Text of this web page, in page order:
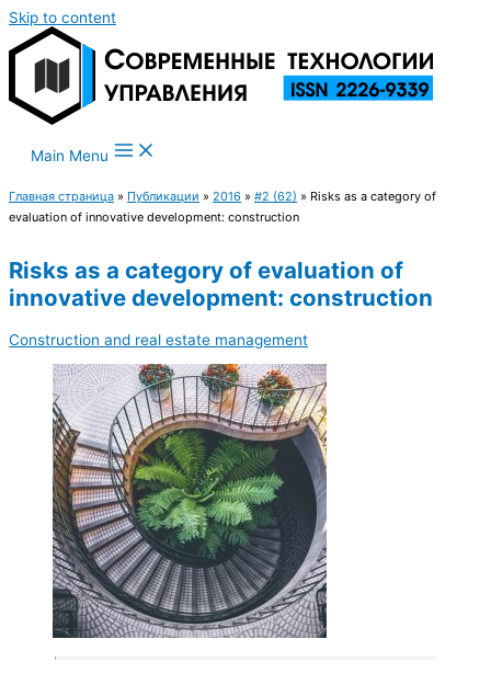
Skip to content
Main Menu
Главная страница » Публикации » 2016 » #2 (62) » Risks as a category of
evaluation of innovative development: construction
Risks as a category of evaluation of
innovative development: construction
Construction and real estate management